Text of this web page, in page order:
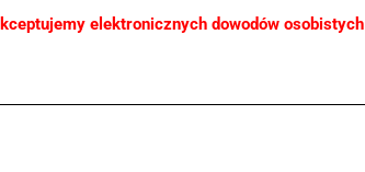
elektronicznych dowodów osobistych